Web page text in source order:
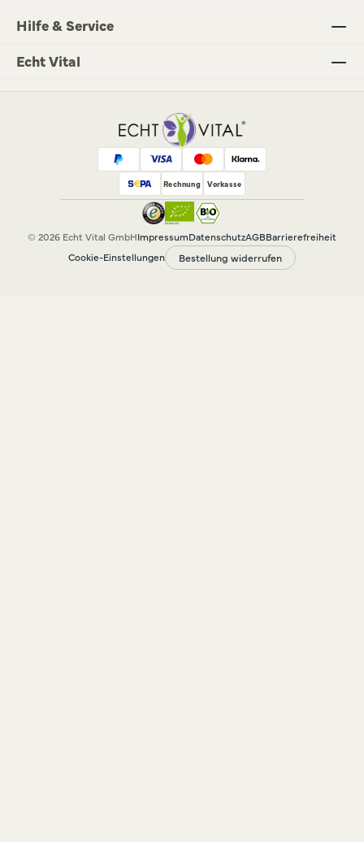
Hilfe & Service
Echt Vital
Rechnung Vorkasse
© 2026 Echt Vital GmbHImpressumDatenschutzAGBBarrierefreiheit
Cookie-Einstellungen
Bestellung widerrufen